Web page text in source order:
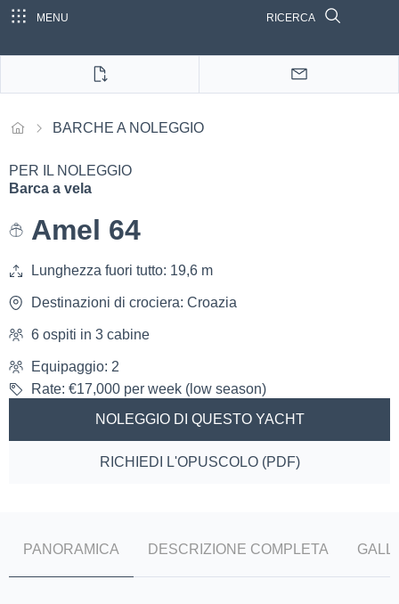
MENU RICERCA
BARCHE A NOLEGGIO
PER IL NOLEGGIO
Barca a vela
Amel 64
Lunghezza fuori tutto: 19,6 m
Destinazioni di crociera: Croazia
6 ospiti in 3 cabine
Equipaggio: 2
Rate: €17,000 per week (low season)
NOLEGGIO DI QUESTO YACHT
RICHIEDI L'OPUSCOLO (PDF)
PANORAMICA DESCRIZIONE COMPLETA